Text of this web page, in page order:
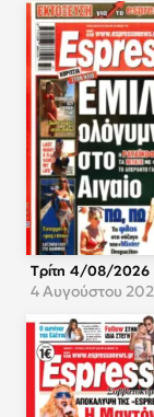
Τρίτη 4/08/2026
4 Αυγούστου